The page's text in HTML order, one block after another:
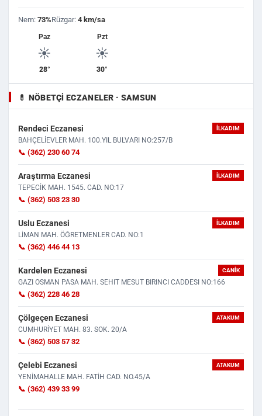
Nem: 73%Rüzgar: 4 km/sa
Paz
☀️
28°
Pzt
☀️
30°
💊 NÖBETÇI ECZANELER · SAMSUN
Rendeci Eczanesi İLKADIM
BAHÇELİEVLER MAH. 100.YIL BULVARI NO:257/B
📞 (362) 230 60 74
Araştırma Eczanesi İLKADIM
TEPECİK MAH. 1545. CAD. NO:17
📞 (362) 503 23 30
Uslu Eczanesi İLKADIM
LİMAN MAH. ÖĞRETMENLER CAD. NO:1
📞 (362) 446 44 13
Kardelen Eczanesi CANIK
GAZI OSMAN PASA MAH. SEHIT MESUT BIRINCI CADDESI NO:166
📞 (362) 228 46 28
Çölgeçen Eczanesi ATAKUM
CUMHURİYET MAH. 83. SOK. 20/A
📞 (362) 503 57 32
Çelebi Eczanesi ATAKUM
YENİMAHALLE MAH. FATİH CAD. NO.45/A
📞 (362) 439 33 99